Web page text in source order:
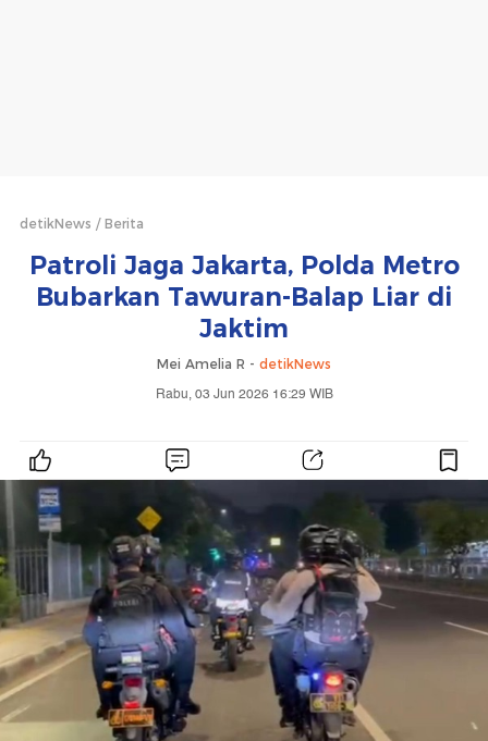
detikNews Berita
Patroli Jaga Jakarta, Polda Metro
Bubarkan Tawuran-Balap Liar di
Jaktim
Mei Amelia R - detikNews
Rabu, 03 Jun 2026 16:29 WIB